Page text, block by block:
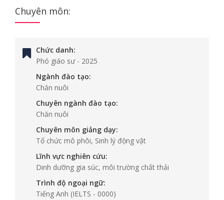
Chuyên môn:
Chức danh:
Phó giáo sư- 2025
Ngành đào tạo:
Chăn nuôi
Chuyên ngành đào tạo:
Chăn nuôi
Chuyên môn giảng dạy:
Tổ chức mô phôi, Sinh lý động vật
Lĩnh vực nghiên cứu:
Dinh dưỡng gia súc, môi trường chất thải
Trình độ ngoại ngữ:
Tiếng Anh (IELTS - 0000)